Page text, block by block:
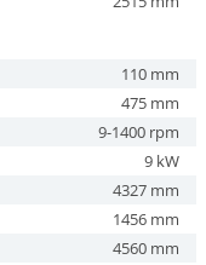
110 mm
475 mm
9-1400 rpm
9 kW
4327 mm
1456 mm
4560 mm